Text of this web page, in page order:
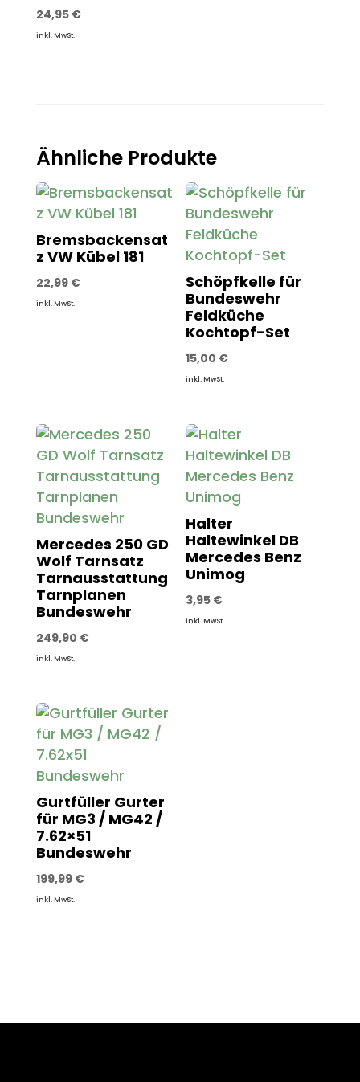
24,95 €
inkl. MwSt.
Ähnliche Produkte
Bremsbackensat
z VW Kübel 181
22,99 €
inkl. MwSt.
Schöpfkelle für
Bundeswehr
Feldküche
Kochtopf-Set
15,00 €
inkl. MwSt.
Mercedes 250 GD
Wolf Tarnsatz
Tarnausstattung
Tarnplanen
Bundeswehr
249,90 €
inkl. MwSt.
Halter
Haltewinkel DB
Mercedes Benz
Unimog
3,95 €
inkl. MwSt.
Gurtfüller Gurter
für MG3 / MG42 /
7.62×51
Bundeswehr
199,99 €
inkl. MwSt.